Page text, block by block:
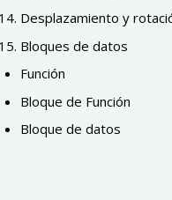
Desplazamiento y
Bloques de datos
Función
Bloque de Función
Bloque de datos